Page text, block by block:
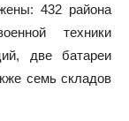
432 района
техники
две батареи
семь складов